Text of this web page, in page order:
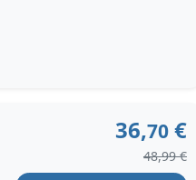
36,70€
48,99 €